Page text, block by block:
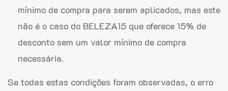
mínimo de compra para serem aplicados, mas este
não é o caso do BELEZA15 que oferece 15% de
desconto sem um valor mínimo de compra
necessária.
Se todas estas condições foram observadas, o erro